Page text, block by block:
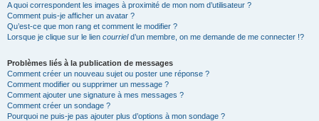
A quoi correspondent les images à proximité de mon nom d’utilisateur ?
Comment puis-je afficher un avatar ?
Qu’est-ce que mon rang et comment le modifier ?
Lorsque je clique sur le lien courrield’un membre, on me demande de me connecter !?
Problèmes liés à la publication de messages
Comment créer un nouveau sujet ou poster une réponse ?
Comment modifier ou supprimer un message ?
Comment ajouter une signature à mes messages ?
Comment créer un sondage ?
Pourquoi ne puis-je pas ajouter plus d’options à mon sondage ?